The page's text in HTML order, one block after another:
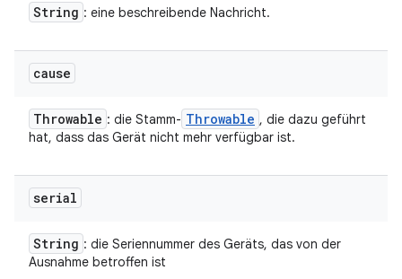
String : eine beschreibende Nachricht.
cause
Throwable : die Stamm- Throwable , die dazu geführt
hat, dass das Gerät nicht mehr verfügbar ist.
serial
String : die Seriennummer des Geräts, das von der
Ausnahme betroffen ist